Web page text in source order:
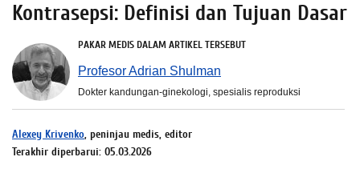
Kontrasepsi: Definisi dan Tujuan Dasar
PAKAR MEDIS DALAM ARTIKEL TERSEBUT
Profesor Adrian Shulman
Dokter kandungan-ginekologi, spesialis reproduksi
Alexey Krivenko, peninjau medis, editor
Terakhir diperbarui: 05.03.2026